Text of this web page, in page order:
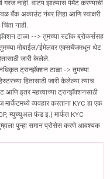
गरज नाही. वाटप झाल्यास पेमेंट करण्याची
बँक अकाउंट नंबर लिहा आणि स्वाक्षरी
नाही.
टाळा --> तुमच्या स्टॉक ब्रोकर्ससह
मोबाईल/ईमेलवर एक्सचेंजमधून थेट
जारी केलेले.
ट्रान्झॅक्शन टाळा -> तुमच्या
हितासाठी जारी केलेल्या त्याच
इतर महत्त्वाच्या ट्रान्झॅक्शनसाठी
मार्केटमध्ये व्यवहार करताना KYC हा एक
म्युच्युअल फंड इ.) मार्फत KYC
पुन्हा समान प्रोसेस करणे आवश्यक